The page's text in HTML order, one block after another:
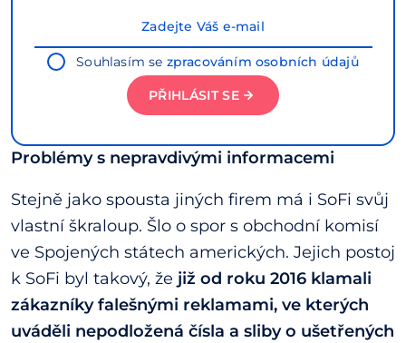
Souhlasím se zpracováním osobních údajů
PŘIHLÁSIT SE
Problémy s nepravdivými informacemi
Stejně jako spousta jiných firem má i SoFi svůj
vlastní škraloup. Šlo o spor s obchodní komisí
ve Spojených státech amerických. Jejich postoj
k SoFi byl takový, že již od roku 2016 klamali
zákazníky falešnými reklamami, ve kterých
uváděli nepodložená čísla a sliby o ušetřených